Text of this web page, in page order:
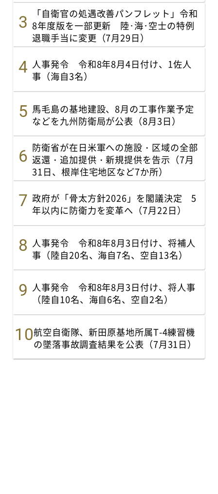
「自衛官の処遇改善パンフレット」令和
8年度版を一部更新 陸･海･空士の特例
退職手当に変更（7月29日）
人事発令 令和8年8月4日付け、1佐人
事（海自3名）
馬毛島の基地建設、8月の工事作業予定
などを九州防衛局が公表（8月3日）
防衛省が在日米軍への施設・区域の全部
返還・追加提供・新規提供を告示（7月
31日、根岸住宅地区など7か所）
政府が「骨太方針2026」を閣議決定 5
年以内に防衛力を変革へ（7月22日）
人事発令 令和8年8月3日付け、将補人
事（陸自20名、海自7名、空自13名）
人事発令 令和8年8月3日付け、将人事
（陸自10名、海自6名、空自2名）
航空自衛隊、新田原基地所属T-4練習機
の墜落事故調査結果を公表（7月31日）